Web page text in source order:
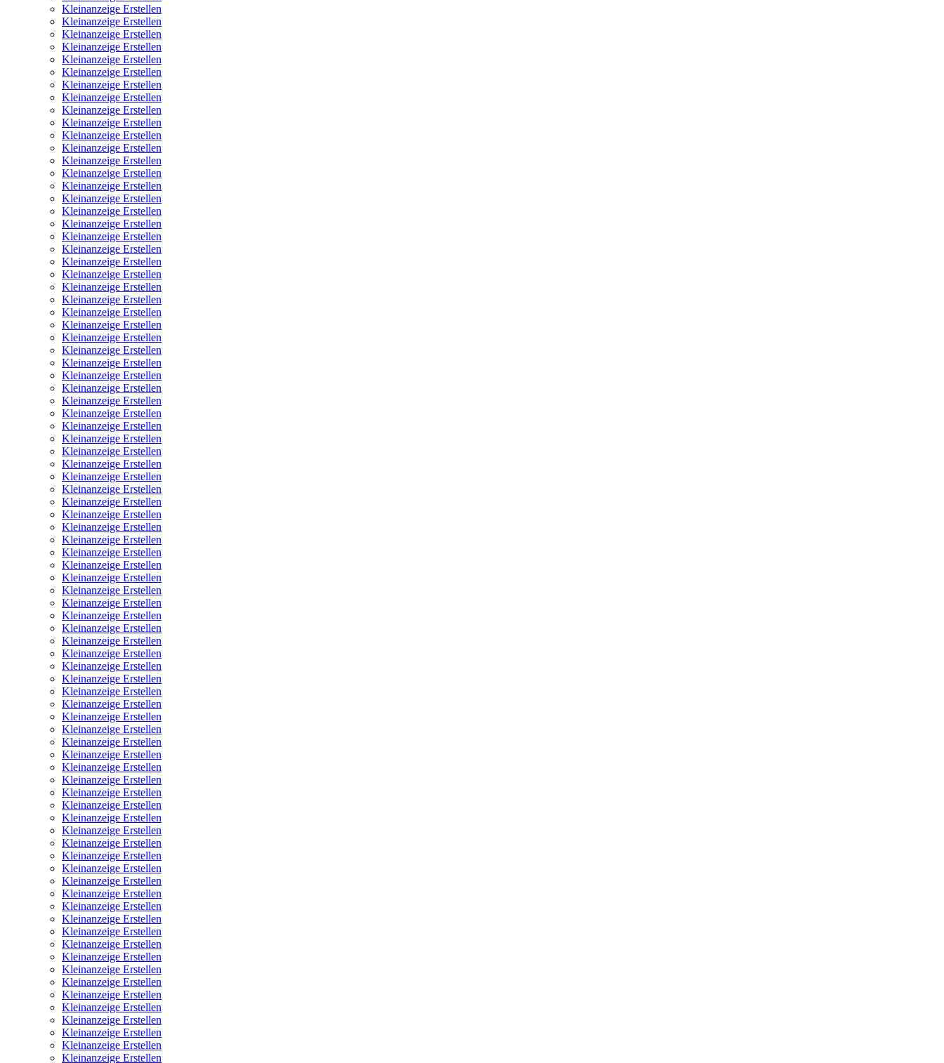
Kleinanzeige Erstellen
Kleinanzeige Erstellen
Kleinanzeige Erstellen
Kleinanzeige Erstellen
Kleinanzeige Erstellen
Kleinanzeige Erstellen
Kleinanzeige Erstellen
Kleinanzeige Erstellen
Kleinanzeige Erstellen
Kleinanzeige Erstellen
Kleinanzeige Erstellen
Kleinanzeige Erstellen
Kleinanzeige Erstellen
Kleinanzeige Erstellen
Kleinanzeige Erstellen
Kleinanzeige Erstellen
Kleinanzeige Erstellen
Kleinanzeige Erstellen
Kleinanzeige Erstellen
Kleinanzeige Erstellen
Kleinanzeige Erstellen
Kleinanzeige Erstellen
Kleinanzeige Erstellen
Kleinanzeige Erstellen
Kleinanzeige Erstellen
Kleinanzeige Erstellen
Kleinanzeige Erstellen
Kleinanzeige Erstellen
Kleinanzeige Erstellen
Kleinanzeige Erstellen
Kleinanzeige Erstellen
Kleinanzeige Erstellen
Kleinanzeige Erstellen
Kleinanzeige Erstellen
Kleinanzeige Erstellen
Kleinanzeige Erstellen
Kleinanzeige Erstellen
Kleinanzeige Erstellen
Kleinanzeige Erstellen
Kleinanzeige Erstellen
Kleinanzeige Erstellen
Kleinanzeige Erstellen
Kleinanzeige Erstellen
Kleinanzeige Erstellen
Kleinanzeige Erstellen
Kleinanzeige Erstellen
Kleinanzeige Erstellen
Kleinanzeige Erstellen
Kleinanzeige Erstellen
Kleinanzeige Erstellen
Kleinanzeige Erstellen
Kleinanzeige Erstellen
Kleinanzeige Erstellen
Kleinanzeige Erstellen
Kleinanzeige Erstellen
Kleinanzeige Erstellen
Kleinanzeige Erstellen
Kleinanzeige Erstellen
Kleinanzeige Erstellen
Kleinanzeige Erstellen
Kleinanzeige Erstellen
Kleinanzeige Erstellen
Kleinanzeige Erstellen
Kleinanzeige Erstellen
Kleinanzeige Erstellen
Kleinanzeige Erstellen
Kleinanzeige Erstellen
Kleinanzeige Erstellen
Kleinanzeige Erstellen
Kleinanzeige Erstellen
Kleinanzeige Erstellen
Kleinanzeige Erstellen
Kleinanzeige Erstellen
Kleinanzeige Erstellen
Kleinanzeige Erstellen
Kleinanzeige Erstellen
Kleinanzeige Erstellen
Kleinanzeige Erstellen
Kleinanzeige Erstellen
Kleinanzeige Erstellen
Kleinanzeige Erstellen
Kleinanzeige Erstellen
Kleinanzeige Erstellen
Kleinanzeige Erstellen